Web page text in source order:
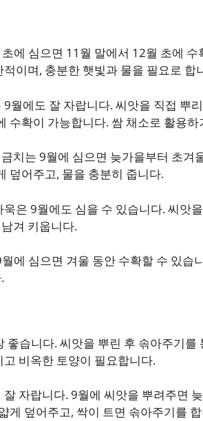
에 심으면 11월 말에서 12월 초에 수
이며, 충분한 햇빛과 물을 필요로 합
월에도 잘 자랍니다. 씨앗을 직접 뿌
수확이 가능합니다. 쌈 채소로 활용
치는 9월에 심으면 늦가을부터 초겨
덮어주고, 물을 충분히 줍니다.
은 9월에도 심을 수 있습니다. 씨앗
겨 키웁니다.
에 심으면 겨울 동안 수확할 수 있습
좋습니다. 씨앗을 뿌린 후 솎아주기를
비옥한 토양이 필요합니다.
자랍니다. 9월에 씨앗을 뿌려주면
게 덮어주고, 싹이 트면 솎아주기를